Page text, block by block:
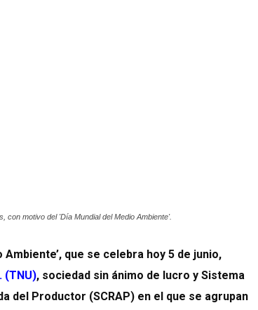
con motivo del 'Día Mundial del Medio Ambiente'.
que se celebra hoy 5 de junio,
(TNU), sociedad sin ánimo de lucro y Sistema
del Productor (SCRAP) en el que se agrupan